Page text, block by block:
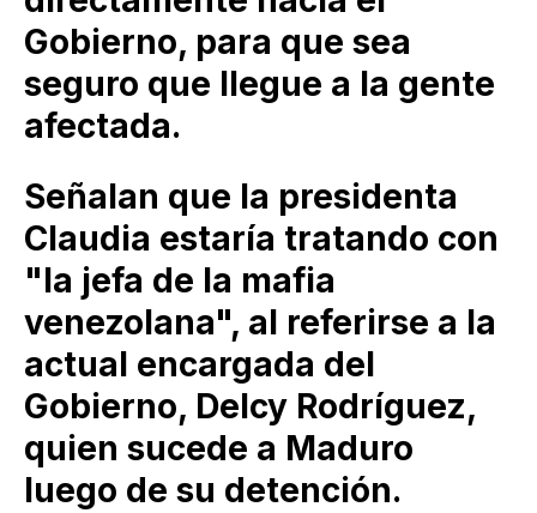
Gobierno, para que sea
seguro que llegue a la gente
afectada.
Señalan que la presidenta
Claudia estaría tratando con
"la jefa de la mafia
venezolana", al referirse a la
actual encargada del
Gobierno, Delcy Rodríguez,
quien sucede a Maduro
luego de su detención.